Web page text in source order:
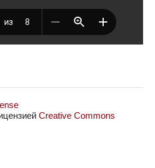
Creative Commons